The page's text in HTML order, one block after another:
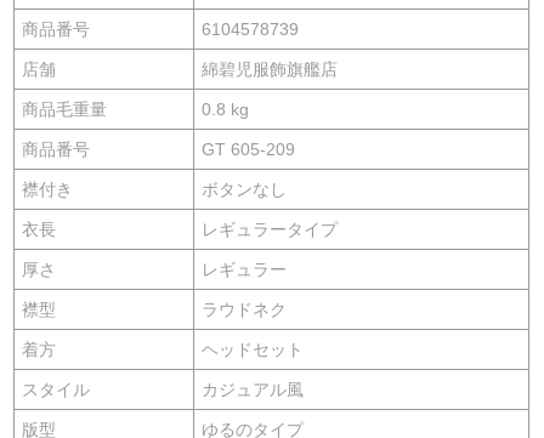
商品番号 6104578739
店舗 綿碧児服飾旗艦店
商品毛重量 0.8 kg
商品番号 GT 605-209
襟付き ボタンなし
衣長 レギュラータイプ
厚さ レギュラー
襟型 ラウドネク
着方 ヘッドセット
スタイル カジュアル風
版型 ゆるのタイプ